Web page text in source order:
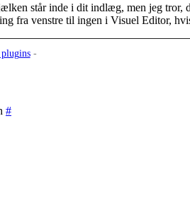
står inde i dit indlæg, men jeg tror,
fra venstre til ingen i Visuel Editor,
-
#